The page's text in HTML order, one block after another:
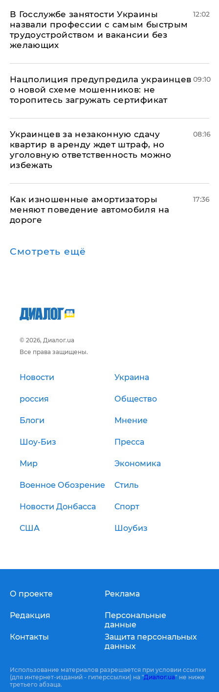
В Госслужбе занятости Украины
назвали профессии с самым быстрым
трудоустройством и вакансии без
желающих
12:02
Нацполиция предупредила украинцев
о новой схеме мошенников: не
торопитесь загружать сертификат
09:10
Украинцев за незаконную сдачу
квартир в аренду ждет штраф, но
уголовную ответственность можно
избежать
08:16
Как изношенные амортизаторы
меняют поведение автомобиля на
дороге
17:36
Смотреть ещё
© 2026, Диалог.ua
Все права защищены.
Новости Украина
россия Общество
Блоги Мнение
Шоу-Биз Пресса
Мир Экономика
Военное Обозрение Стиль
Новости Донбасса Спорт
США Шоубиз
О проекте
Редакция
Контакты
Реклама
Персональные
данные
Защита персональных
данных
Использование материалов разрешается при условии ссылки
(для интернет-изданий - гиперссылки) на "Диалог.ua" не ниже
третьего абзаца.